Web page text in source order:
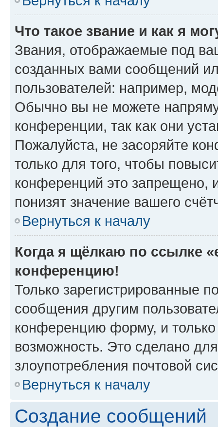
Что такое звание и как я
Звания, отображаемые под
созданных вами сообщений
пользователей: например,
Обычно вы не можете
конференции, так как они
Пожалуйста, не засоряйте
только для того, чтобы
конференций это запрещено,
понизят значение вашего
Вернуться к началу
Когда я щёлкаю по ссылке
конференцию!
Только зарегистрированные
сообщения другим
конференцию форму, и
возможность. Это сделано
злоупотребления почтовой
Вернуться к началу
Создание сообщений